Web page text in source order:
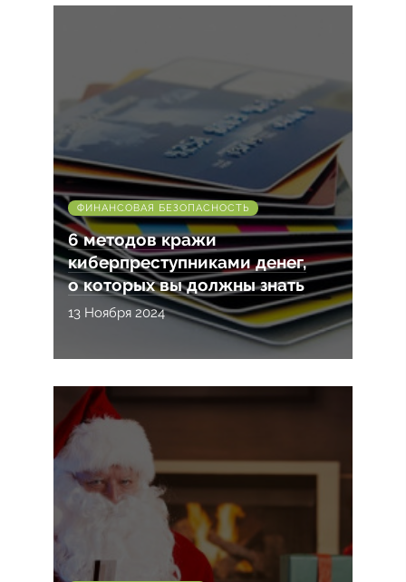
ФИНАНСОВАЯ БЕЗОПАСНОСТЬ
6 методов кражи
киберпреступниками денег,
о которых вы должны знать
13 Ноября 2024